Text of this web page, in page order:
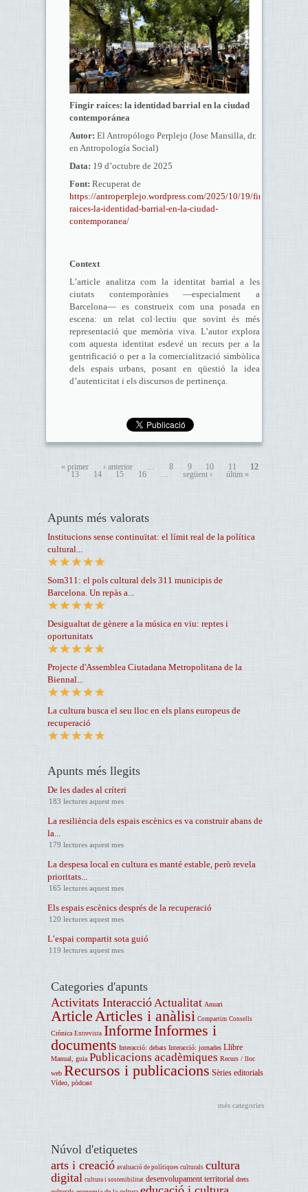
Fingir raíces: la identidad barrial en la ciudad
contemporánea
Autor: El Antropólogo Perplejo (Jose Mansilla, dr.
en Antropología Social)
Data: 19 d’octubre de 2025
Font: Recuperat de
https://antroperplejo.wordpress.com/2025/10/19/fingir-
raices-la-identidad-barrial-en-la-ciudad-
contemporanea/
Context
L’article analitza com la identitat barrial a les
ciutats contemporànies —especialment a
Barcelona— es construeix com una posada en
escena: un relat col·lectiu que sovint és més
representació que memòria viva. L’autor explora
com aquesta identitat esdevé un recurs per a la
gentrificació o per a la comercialització simbòlica
dels espais urbans, posant en qüestió la idea
d’autenticitat i els discursos de pertinença.
« primer ‹ anterior … 8 9 10 11
12
13
14 15 16 … següent › últim »
Apunts més valorats
Institucions sense continuïtat: el límit real de la política
cultural...
Som311: el pols cultural dels 311 municipis de
Barcelona. Un repàs a...
Desigualtat de gènere a la música en viu: reptes i
oportunitats
Projecte d'Assemblea Ciutadana Metropolitana de la
Biennal...
La cultura busca el seu lloc en els plans europeus de
recuperació
Apunts més llegits
De les dades al críteri
183 lectures aquest mes
La resiliència dels espais escènics es va construir abans de
la...
179 lectures aquest mes
La despesa local en cultura es manté estable, però revela
prioritats...
165 lectures aquest mes
Els espais escènics després de la recuperació
120 lectures aquest mes
L’espai compartit sota guió
119 lectures aquest mes
Categories d'apunts
Activitats Interacció Actualitat Anuari
Article Articles i anàlisi Compartim Consells
Crònica Entrevista InformeInformes i
documents Interacció: debats Interacció: jornades Llibre
Manual, guia Publicacions acadèmiques Recurs / lloc
web Recursos i publicacions Sèries editorials
Vídeo, pòdcast
més categories
Núvol d'etiquetes
arts i creació avaluació de polítiques culturals cultura
digital cultura i sostenibilitat desenvolupament territorial drets